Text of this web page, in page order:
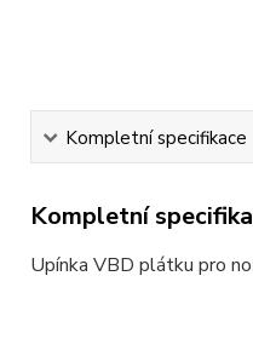
Kompletní specifikace
Kompletní
Upínka VBD plátku pro